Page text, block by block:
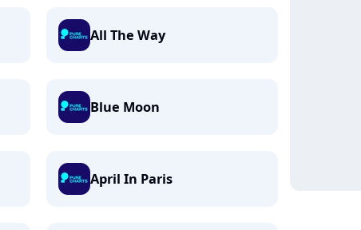
All The Way
Blue Moon
April In Paris